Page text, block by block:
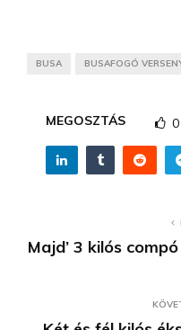
BUSA BUSAFOGÓ
MEGOSZTÁS 0
Majd’ 3 kilós